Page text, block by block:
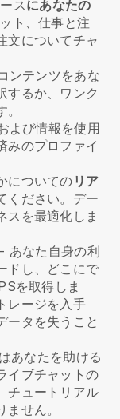
スにあなたの
ト、仕事と注
文についてチャ
ンテンツをあな
するか、ワンク
よび情報を使用
みのプロファイ
についての リア
ください。デー
スを最適化しま
あなた自身の利
ドし、どこにで
を取得しま
レージを入手
ータを失うこと
はあなたを助ける
イブチャットの
チュートリアル
せん。